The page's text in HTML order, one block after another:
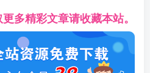
多精彩文章请收藏本站。